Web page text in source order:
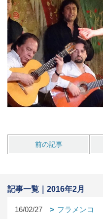
前の記事
記事一覧｜2016年2月
16/02/27 フラメンコ